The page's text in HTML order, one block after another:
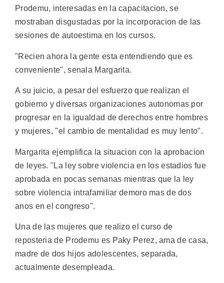
Prodemu, interesadas en la capacitacion, se
mostraban disgustadas por la incorporacion de las
sesiones de autoestima en los cursos.
"Recien ahora la gente esta entendiendo que es
conveniente", senala Margarita.
A su juicio, a pesar del esfuerzo que realizan el
gobierno y diversas organizaciones autonomas por
progresar en la igualdad de derechos entre hombres
y mujeres, "el cambio de mentalidad es muy lento".
Margarita ejemplifica la situacion con la aprobacion
de leyes. "La ley sobre violencia en los estadios fue
aprobada en pocas semanas mientras que la ley
sobre violencia intrafamiliar demoro mas de dos
anos en el congreso".
Una de las mujeres que realizo el curso de
reposteria de Prodemu es Paky Perez, ama de casa,
madre de dos hijos adolescentes, separada,
actualmente desempleada.